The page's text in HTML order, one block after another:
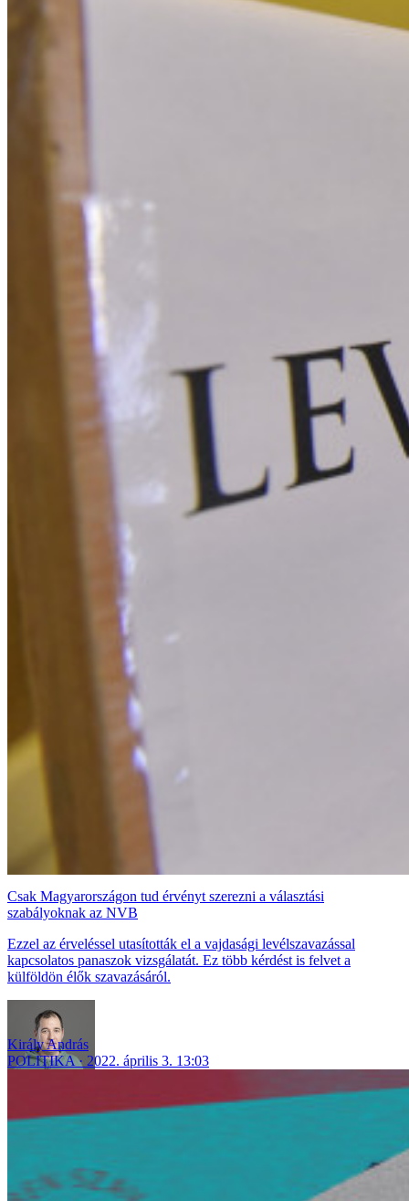
Csak Magyarországon tud érvényt szerezni a választási
szabályoknak az NVB
Ezzel az érveléssel utasították el a vajdasági levélszavazással
kapcsolatos panaszok vizsgálatát. Ez több kérdést is felvet a
külföldön élők szavazásáról.
Király András
POLITIKA
2022. április 3. 13:03